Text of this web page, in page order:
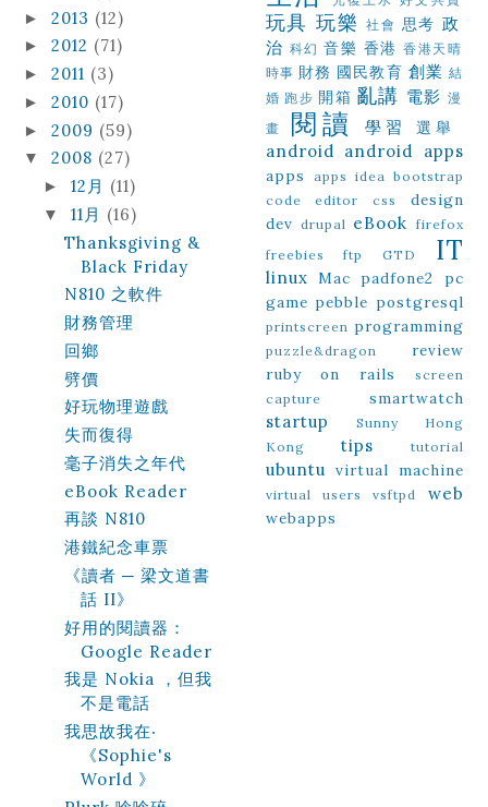
►2013 (12)
►2012 (71)
►2011 (3)
►2010 (17)
►2009 (59)
▼2008 (27)
►12月 (11)
▼11月 (16)
Thanksgiving &
Black Friday
N810 之軟件
財務管理
回鄉
劈價
好玩物理遊戲
失而復得
毫子消失之年代
eBook Reader
再談 N810
港鐵紀念車票
《讀者 ─ 梁文道書
話 II》
好用的閱讀器：
Google Reader
我是 Nokia ，但我
不是電話
我思故我在‧
《Sophie's
World 》
玩具 玩樂 社會 思考 政
治 科幻 音樂 香港 香港天晴
時事 財務 國民教育 創業 結
婚 跑步 開箱 亂講 電影 漫
畫
閱讀 學習 選舉
android android apps
apps apps idea bootstrap
code editor
css
design
dev drupal eBook firefox
freebies
ftp GTD IT
linux Mac padfone2
pc
game pebble postgresql
printscreen programming
puzzle&dragon
review
ruby on rails
screen
capture
smartwatch
startup
Sunny Hong
Kong
tips tutorial
ubuntu virtual machine
virtual users vsftpd web
webapps